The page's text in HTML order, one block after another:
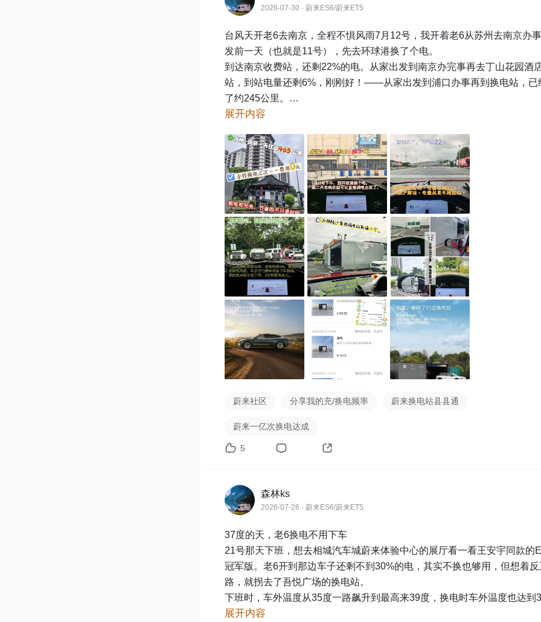
2026-07-30 · 蔚来ES6/蔚来ET5
台风天开老6去南京，全程不惧风雨7月12号，我开着老6从苏州去南京办
发前一天（也就是11号），先去环球港换了个电。
到达南京收费站，还剩22%的电。从家出发到南京办完事再去丁山花园酒
站，到站电量还剩6%，刚刚好！——从家出发到浦口办事再到换电站，已
了约245公里。
那天受台风“巴威”影响，雨时大时小。车子自动泊入换电站后，我坐在车
换电站对面是一排充电桩，只看见最右侧那台车，车门打开，车主撑着一
准备下车插充电枪。我这边3分钟换完电，全程不用下车。
返程到相城黄桥春申湖西路换电站，电量剩18%，顺路再换一个，这样周
就可以直接出发。
12号当天，南京一个来回，全程约465公里，换电3次，费用0元。
开电车出门，换电和不换电（充电），真的是两种不同的补能体验。
最后再多啰嗦几句，其实这次南京来回，换电补能只涉及2次。另外，沪
仙人山服务区双向都有蔚来换电站，冬天电耗增大的话，可以去程和返程
这个服务区进行换电补能，具体可根据自己的实际用车情况决定。
展开内容
蔚来社区 分享我的充/换电频率 蔚来换电站县县通
蔚来一亿次换电达成
5
森林ks
2026-07-26 · 蔚来ES6/蔚来ET5
37度的天，老6换电不用下车
21号那天下班，想去相城汽车城蔚来体验中心的展厅看一看王安宇同款的
冠军版。老6开到那边车子还剩不到30%的电，其实不换也够用，但想着
路，就拐去了吾悦广场的换电站。
下班时，车外温度从35度一路飙升到最高来39度，换电时车外温度也达到
度。我坐在车里，不用下车，也不用感受室外的热浪，换个电，3分钟！
展开内容